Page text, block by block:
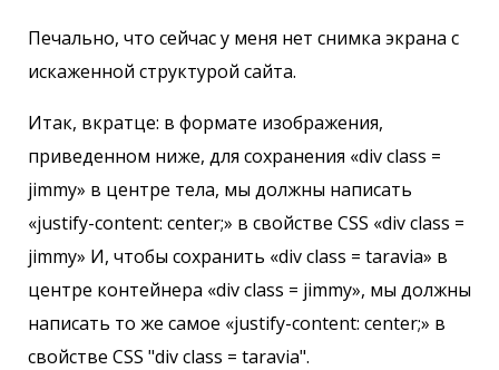
Печально, что сейчас у меня нет снимка экрана с
искаженной структурой сайта.
Итак, вкратце: в формате изображения,
приведенном ниже, для сохранения «div class =
jimmy» в центре тела, мы должны написать
«justify-content: center;» в свойстве CSS «div class =
jimmy» И, чтобы сохранить «div class = taravia» в
центре контейнера «div class = jimmy», мы должны
написать то же самое «justify-content: center;» в
свойстве CSS "div class = taravia".